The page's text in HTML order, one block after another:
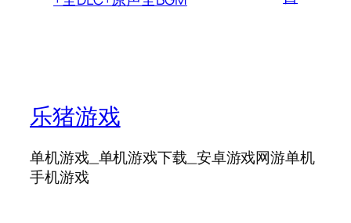
乐猪游戏
单机游戏_单机游戏下载_安卓游戏网游单机
手机游戏